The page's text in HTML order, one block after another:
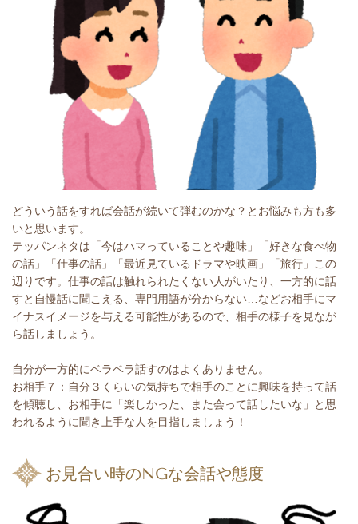
どういう話をすれば会話が続いて弾むのかな？とお悩みも方も多
いと思います。
テッパンネタは「今はハマっていることや趣味」「好きな食べ物
の話」「仕事の話」「最近見ているドラマや映画」「旅行」この
辺りです。仕事の話は触れられたくない人がいたり、一方的に話
すと自慢話に聞こえる、専門用語が分からない…などお相手にマ
イナスイメージを与える可能性があるので、相手の様子を見なが
ら話しましょう。
自分が一方的にベラベラ話すのはよくありません。
お相手７：自分３くらいの気持ちで相手のことに興味を持って話
を傾聴し、お相手に「楽しかった、また会って話したいな」と思
われるように聞き上手な人を目指しましょう！
お見合い時のNGな会話や態度